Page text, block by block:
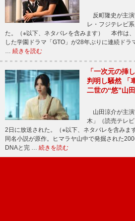
反町隆史が主演
レ・フジテレビ
た。（※以下、ネタバレを含みます） 本作は
した学園ドラマ「GTO」が28年ぶりに連続ドラ
… 続きを読む
「一次元の挿
判明し騒然 「
二世の“悠”山
山田涼介が主演
木」（読売テレ
2日に放送された。（※以下、ネタバレを含み
同名小説が原作。ヒマラヤ山中で発掘された
DNAと完 … 続きを読む